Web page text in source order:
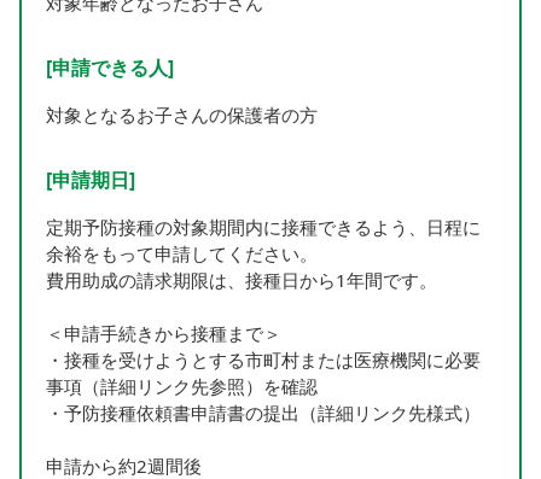
[申請できる人]
対象となるお子さんの保護者の方
[申請期日]
定期予防接種の対象期間内に接種できるよう、日程に
余裕をもって申請してください。
費用助成の請求期限は、接種日から1年間です。
＜申請手続きから接種まで＞
・接種を受けようとする市町村または医療機関に必要
事項（詳細リンク先参照）を確認
・予防接種依頼書申請書の提出（詳細リンク先様式）
申請から約2週間後